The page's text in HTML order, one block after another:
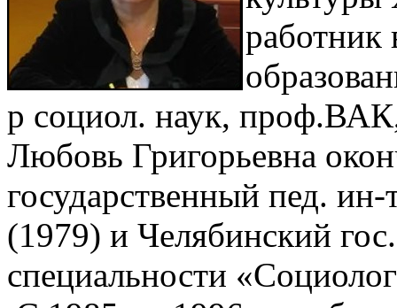
работник
р социол. наук,
Любовь Григорьевна
государственный пед. ин-
(1979) и Челябинский
специальности